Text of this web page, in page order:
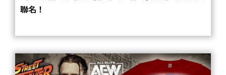
聯名！